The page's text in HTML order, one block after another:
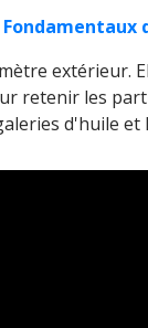
extérieur.
retenir les
d'huile et